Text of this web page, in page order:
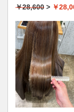
￥28,600 > ￥